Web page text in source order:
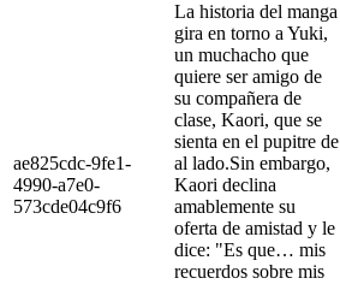
ae825cdc-9fe1-
4990-a7e0-
573cde04c9f6
La historia del manga
gira en torno a Yuki,
un muchacho que
quiere ser amigo de
su compañera de
clase, Kaori, que se
sienta en el pupitre de
al lado.Sin embargo,
Kaori declina
amablemente su
oferta de amistad y le
dice: "Es que… mis
recuerdos sobre mis